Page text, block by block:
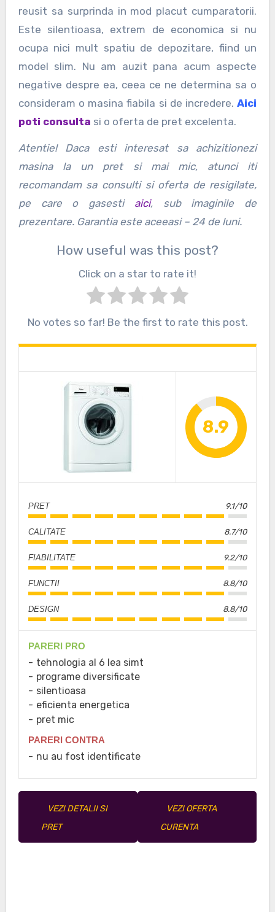
reusit sa surprinda in mod placut cumparatorii.
Este silentioasa, extrem de economica si nu
ocupa nici mult spatiu de depozitare, fiind un
model slim. Nu am auzit pana acum aspecte
negative despre ea, ceea ce ne determina sa o
consideram o masina fiabila si de incredere.Aici
poti consulta si o oferta de pret excelenta.
Atentie! Daca esti interesat sa achizitionezi
masina la un pret si mai mic, atunci iti
recomandam sa consulti si oferta de resigilate,
pe care o gasesti aici, sub imaginile de
prezentare. Garantia este aceeasi – 24 de luni.
How useful was this post?
Click on a star to rate it!
No votes so far! Be the first to rate this post.
8.9
PRET 9.1/10
CALITATE 8.7/10
FIABILITATE 9.2/10
FUNCTII 8.8/10
DESIGN 8.8/10
PARERI PRO
tehnologia al 6 lea simt
programe diversificate
silentioasa
eficienta energetica
pret mic
PARERI CONTRA
nu au fost identificate
VEZI DETALII SI
PRET
VEZI OFERTA
CURENTA